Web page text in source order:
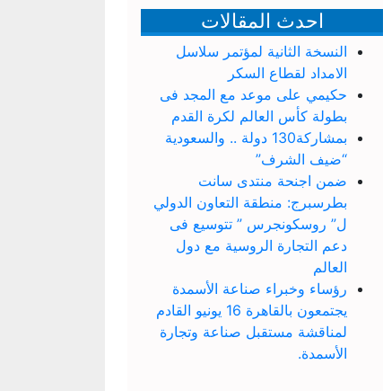
احدث المقالات
النسخة الثانية لمؤتمر سلاسل
الامداد لقطاع السكر
حكيمي على موعد مع المجد فى
بطولة كأس العالم لكرة القدم
بمشاركة130 دولة .. والسعودية
“ضيف الشرف”
ضمن اجنحة منتدى سانت
بطرسبرج: منطقة التعاون الدولي
ل” روسكونجرس ” تتوسيع فى
دعم التجارة الروسية مع دول
العالم
رؤساء وخبراء صناعة الأسمدة
يجتمعون بالقاهرة 16 يونيو القادم
لمناقشة مستقبل صناعة وتجارة
الأسمدة.